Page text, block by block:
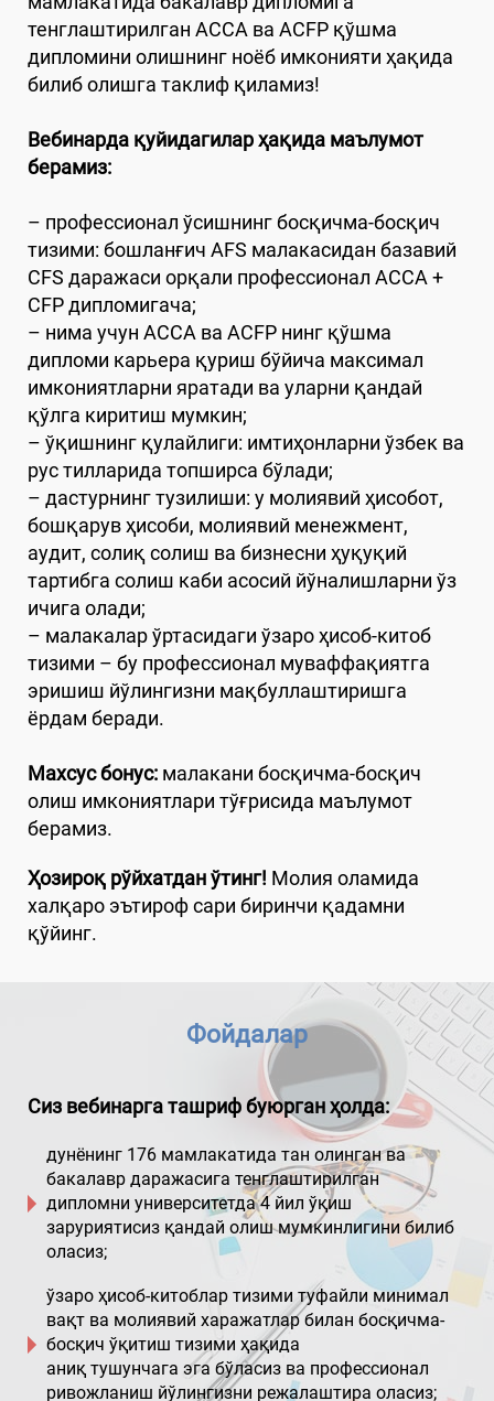
тенглаштирилган ACCA ва ACFP қўшма
дипломини олишнинг ноёб имконияти ҳақида
билиб олишга таклиф қиламиз!
Вебинарда қуйидагилар ҳақида маълумот
берамиз:
– профессионал ўсишнинг босқичма-босқич
тизими: бошланғич AFS малакасидан базавий
CFS даражаси орқали профессионал ACCA +
CFP дипломигача;
– нима учун ACCA ва ACFP нинг қўшма
дипломи карьера қуриш бўйича максимал
имкониятларни яратади ва уларни қандай
қўлга киритиш мумкин;
– ўқишнинг қулайлиги: имтиҳонларни ўзбек ва
рус тилларида топширса бўлади;
– дастурнинг тузилиши: у молиявий ҳисобот,
бошқарув ҳисоби, молиявий менежмент,
аудит, солиқ солиш ва бизнесни ҳуқуқий
тартибга солиш каби асосий йўналишларни ўз
ичига олади;
– малакалар ўртасидаги ўзаро ҳисоб-китоб
тизими – бу профессионал муваффақиятга
эришиш йўлингизни мақбуллаштиришга
ёрдам беради.
Махсус бонус: малакани босқичма-босқич
олиш имкониятлари тўғрисида маълумот
берамиз.
Ҳозироқ рўйхатдан ўтинг! Молия оламида
халқаро эътироф сари биринчи қадамни
қўйинг.
Фойдалар
Сиз вебинарга ташриф буюрган ҳолда:
дунёнинг 176 мамлакатида тан олинган ва
бакалавр даражасига тенглаштирилган
дипломни университетда 4 йил ўқиш
заруриятисиз қандай олиш мумкинлигини билиб
оласиз;
ўзаро ҳисоб-китоблар тизими туфайли минимал
вақт ва молиявий харажатлар билан босқичма-
босқич ўқитиш тизими ҳақида
аниқ тушунчага эга бўласиз ва профессионал
ривожланиш йўлингизни режалаштира оласиз;